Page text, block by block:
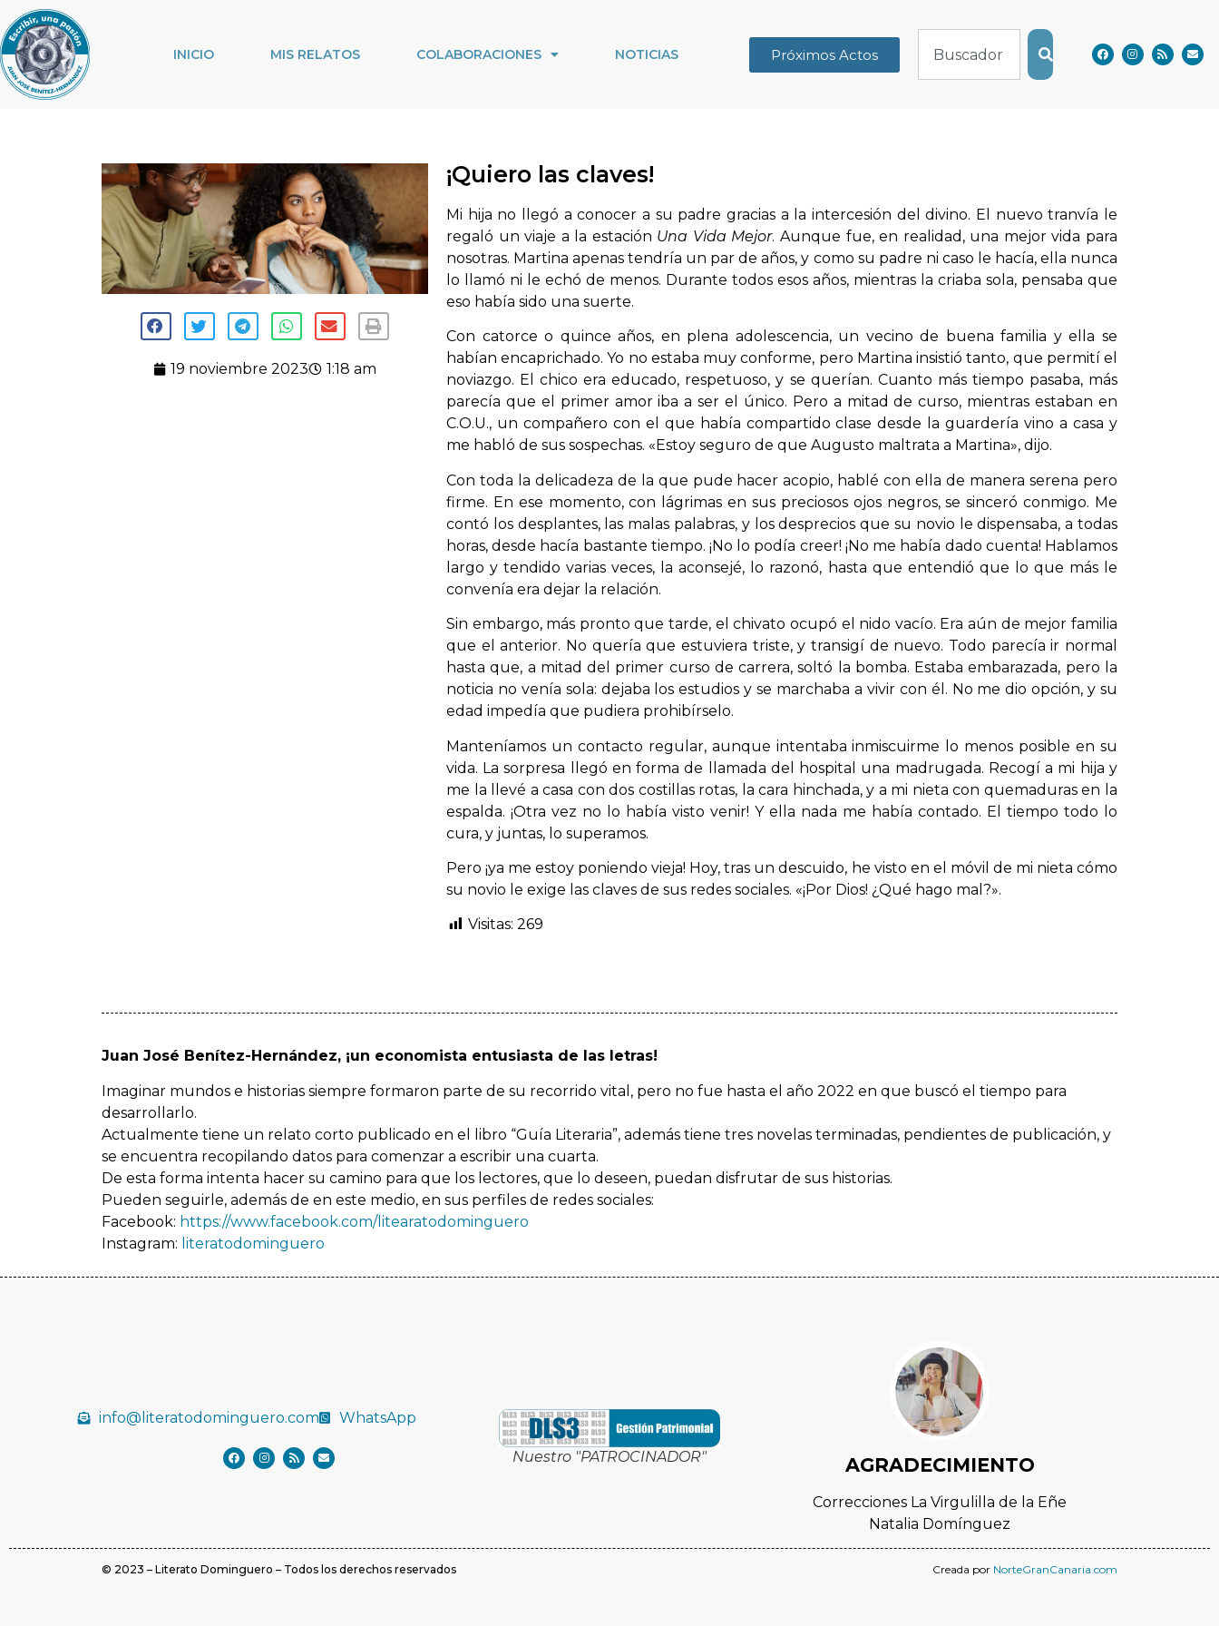
INICIO MIS RELATOS COLABORACIONES NOTICIAS Próximos Actos
19 noviembre 2023 1:18 am
¡Quiero las claves!
Mi hija no llegó a conocer a su padre gracias a la intercesión del divino. El nuevo tranvía le
regaló un viaje a la estación Una Vida Mejor. Aunque fue, en realidad, una mejor vida para
nosotras. Martina apenas tendría un par de años, y como su padre ni caso le hacía, ella nunca
lo llamó ni le echó de menos. Durante todos esos años, mientras la criaba sola, pensaba que
eso había sido una suerte.
Con catorce o quince años, en plena adolescencia, un vecino de buena familia y ella se
habían encaprichado. Yo no estaba muy conforme, pero Martina insistió tanto, que permití el
noviazgo. El chico era educado, respetuoso, y se querían. Cuanto más tiempo pasaba, más
parecía que el primer amor iba a ser el único. Pero a mitad de curso, mientras estaban en
C.O.U., un compañero con el que había compartido clase desde la guardería vino a casa y
me habló de sus sospechas. «Estoy seguro de que Augusto maltrata a Martina», dijo.
Con toda la delicadeza de la que pude hacer acopio, hablé con ella de manera serena pero
firme. En ese momento, con lágrimas en sus preciosos ojos negros, se sinceró conmigo. Me
contó los desplantes, las malas palabras, y los desprecios que su novio le dispensaba, a todas
horas, desde hacía bastante tiempo. ¡No lo podía creer! ¡No me había dado cuenta! Hablamos
largo y tendido varias veces, la aconsejé, lo razonó, hasta que entendió que lo que más le
convenía era dejar la relación.
Sin embargo, más pronto que tarde, el chivato ocupó el nido vacío. Era aún de mejor familia
que el anterior. No quería que estuviera triste, y transigí de nuevo. Todo parecía ir normal
hasta que, a mitad del primer curso de carrera, soltó la bomba. Estaba embarazada, pero la
noticia no venía sola: dejaba los estudios y se marchaba a vivir con él. No me dio opción, y su
edad impedía que pudiera prohibírselo.
Manteníamos un contacto regular, aunque intentaba inmiscuirme lo menos posible en su
vida. La sorpresa llegó en forma de llamada del hospital una madrugada. Recogí a mi hija y
me la llevé a casa con dos costillas rotas, la cara hinchada, y a mi nieta con quemaduras en la
espalda. ¡Otra vez no lo había visto venir! Y ella nada me había contado. El tiempo todo lo
cura, y juntas, lo superamos.
Pero ¡ya me estoy poniendo vieja! Hoy, tras un descuido, he visto en el móvil de mi nieta cómo
su novio le exige las claves de sus redes sociales. «¡Por Dios! ¿Qué hago mal?».
Visitas: 269
Juan José Benítez-Hernández, ¡un economista entusiasta de las letras!
Imaginar mundos e historias siempre formaron parte de su recorrido vital, pero no fue hasta el año 2022 en que buscó el tiempo para
desarrollarlo.
Actualmente tiene un relato corto publicado en el libro “Guía Literaria”, además tiene tres novelas terminadas, pendientes de publicación, y
se encuentra recopilando datos para comenzar a escribir una cuarta.
De esta forma intenta hacer su camino para que los lectores, que lo deseen, puedan disfrutar de sus historias.
Pueden seguirle, además de en este medio, en sus perfiles de redes sociales:
Facebook: https://www.facebook.com/litearatodominguero
Instagram: literatodominguero
info@literatodominguero.com WhatsApp
Nuestro "PATROCINADOR" AGRADECIMIENTO
Correcciones La Virgulilla de la Eñe
Natalia Domínguez
© 2023 – Literato Dominguero – Todos los derechos reservados Creada por NorteGranCanaria.com